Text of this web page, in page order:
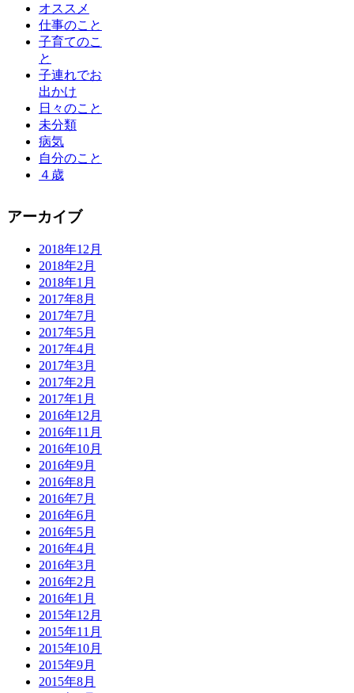
オススメ
仕事のこと
子育てのこ
と
子連れでお
出かけ
日々のこと
未分類
病気
自分のこと
４歳
アーカイブ
2018年12月
2018年2月
2018年1月
2017年8月
2017年7月
2017年5月
2017年4月
2017年3月
2017年2月
2017年1月
2016年12月
2016年11月
2016年10月
2016年9月
2016年8月
2016年7月
2016年6月
2016年5月
2016年4月
2016年3月
2016年2月
2016年1月
2015年12月
2015年11月
2015年10月
2015年9月
2015年8月